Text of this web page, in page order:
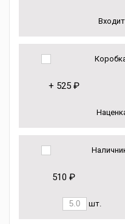
+ 525 ₽
510 ₽
шт.